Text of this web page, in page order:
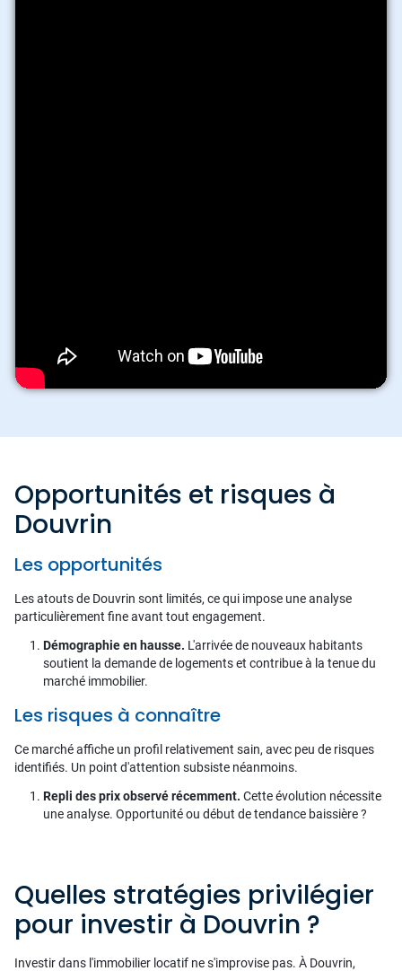
Opportunités et risques à
Douvrin
Les opportunités
Les atouts de Douvrin sont limités, ce qui impose une analyse
particulièrement fine avant tout engagement.
Démographie en hausse. L'arrivée de nouveaux habitants
soutient la demande de logements et contribue à la tenue du
marché immobilier.
Les risques à connaître
Ce marché affiche un profil relativement sain, avec peu de risques
identifiés. Un point d'attention subsiste néanmoins.
Repli des prix observé récemment. Cette évolution nécessite
une analyse. Opportunité ou début de tendance baissière ?
Quelles stratégies privilégier
pour investir à Douvrin ?
Investir dans l'immobilier locatif ne s'improvise pas. À Douvrin,